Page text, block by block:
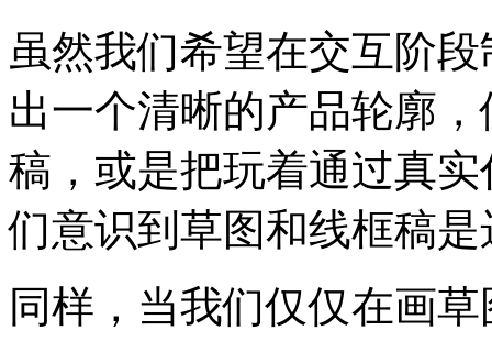
虽然我们希望在交互阶
出一个清晰的产品轮廓
稿，或是把玩着通过真
们意识到草图和线框稿
同样，当我们仅仅在画